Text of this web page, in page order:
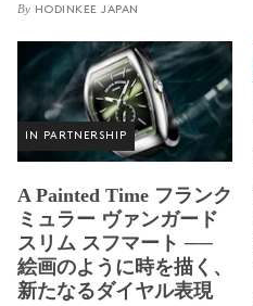
By HODINKEE JAPAN
IN PARTNERSHIP
A Painted Time フランク
ミュラー ヴァンガード
スリム スフマート ──
絵画のように時を描く、
新たなるダイヤル表現